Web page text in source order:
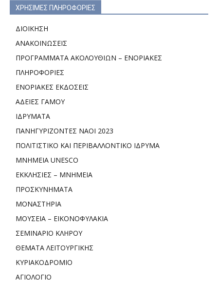
ΧΡΗΣΙΜΕΣ ΠΛΗΡΟΦΟΡΙΕΣ
ΔΙΟΙΚΗΣΗ
ΑΝΑΚΟΙΝΩΣΕΙΣ
ΠΡΟΓΡΑΜΜΑΤΑ ΑΚΟΛΟΥΘΙΩΝ – ΕΝΟΡΙΑΚΕΣ
ΠΛΗΡΟΦΟΡΙΕΣ
ΕΝΟΡΙΑΚΕΣ ΕΚΔΟΣΕΙΣ
ΑΔΕΙΕΣ ΓΑΜΟΥ
ΙΔΡΥΜΑΤΑ
ΠΑΝΗΓΥΡΙΖΟΝΤΕΣ ΝΑΟΙ 2023
ΠΟΛΙΤΙΣΤΙΚΟ ΚΑΙ ΠΕΡΙΒΑΛΛΟΝΤΙΚΟ ΙΔΡΥΜΑ
ΜΝΗΜΕΙΑ UNESCO
ΕΚΚΛΗΣΙΕΣ – ΜΝΗΜΕΙΑ
ΠΡΟΣΚΥΝΗΜΑΤΑ
ΜΟΝΑΣΤΗΡΙΑ
ΜΟΥΣΕΙΑ – ΕΙΚΟΝΟΦΥΛΑΚΙΑ
ΣΕΜΙΝΑΡΙΟ ΚΛΗΡΟΥ
ΘΕΜΑΤΑ ΛΕΙΤΟΥΡΓΙΚΗΣ
ΚΥΡΙΑΚΟΔΡΟΜΙΟ
ΑΓΙΟΛΟΓΙΟ